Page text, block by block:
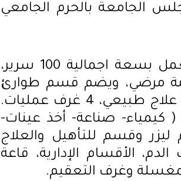
الجامعة بالحرم الجامعي
واضاف النعماني ان المستشفى سوف يعمل بسعة اجمالية 100 سرير،
مركزة و70 سرير إقامة مرضي، ويضم قسم طوارئ
ووحدة فحص، قسم غيارات الحروق، وحدة علاج طبيعي، 4 غرف عمليات.
صناعة- أخذ عينات-
وقسم للتأهيل والعلاج
الأقسام الإدارية، قاعة
وغرف التعقيم.